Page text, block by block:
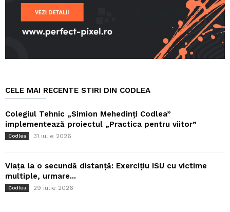
CELE MAI RECENTE STIRI DIN CODLEA
Colegiul Tehnic „Simion Mehedinți Codlea”
implementează proiectul „Practica pentru viitor”
Codlea 31 iulie 2026
Viața la o secundă distanță: Exercițiu ISU cu victime
multiple, urmare...
Codlea 29 iulie 2026